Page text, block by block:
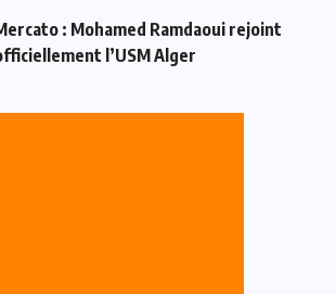
: Mohamed Ramdaoui rejoint
l’USM Alger